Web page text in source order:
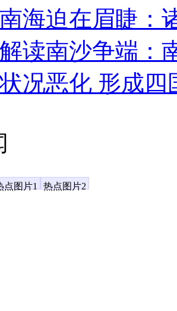
海迫在眉睫：
读南沙争端：
况恶化 形成
点图片1 热点图片2